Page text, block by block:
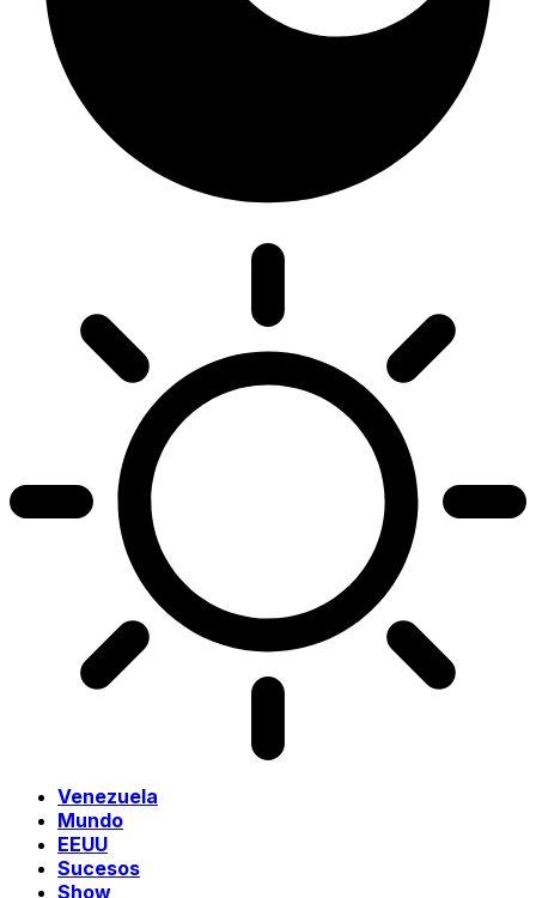
Venezuela
Mundo
EEUU
Sucesos
Show